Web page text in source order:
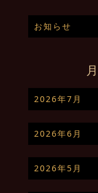
お知らせ
2026年7月
2026年6月
2026年5月